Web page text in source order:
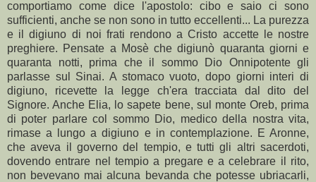
comportiamo come dice l'apostolo: cibo e saio ci sono
sufficienti, anche se non sono in tutto eccellenti... La purezza
e il digiuno di noi frati rendono a Cristo accette le nostre
preghiere. Pensate a Mosè che digiunò quaranta giorni e
quaranta notti, prima che il sommo Dio Onnipotente gli
parlasse sul Sinai. A stomaco vuoto, dopo giorni interi di
digiuno, ricevette la legge ch'era tracciata dal dito del
Signore. Anche Elia, lo sapete bene, sul monte Oreb, prima
di poter parlare col sommo Dio, medico della nostra vita,
rimase a lungo a digiuno e in contemplazione. E Aronne,
che aveva il governo del tempio, e tutti gli altri sacerdoti,
dovendo entrare nel tempio a pregare e a celebrare il rito,
non bevevano mai alcuna bevanda che potesse ubriacarli,